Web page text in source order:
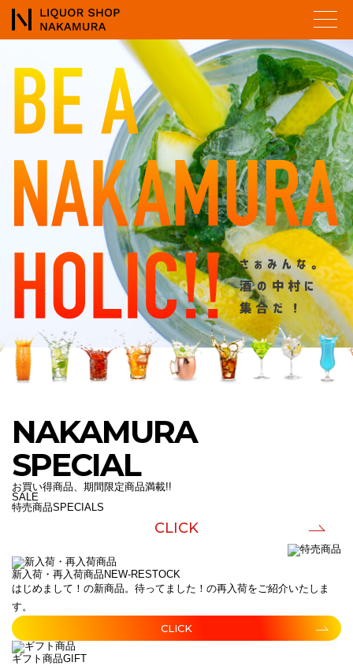
NAKAMURA
SPECIAL
お買い得商品、期間限定商品満載!!
SALE
特売商品SPECIALS
CLICK
新入荷・再入荷商品 NEW-RESTOCK
はじめまして！の新商品。待ってました！の再入荷をご紹介いたしま
す。
CLICK
ギフト商品GIFT